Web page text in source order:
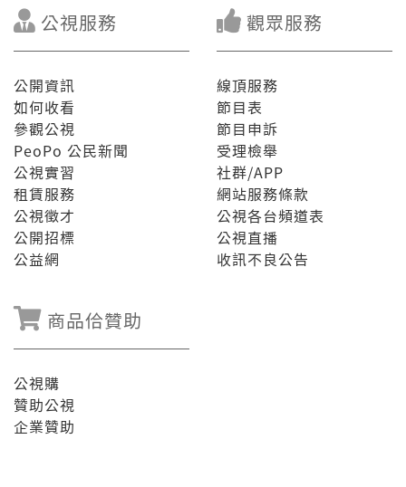
公視服務
公開資訊
如何收看
參觀公視
PeoPo 公民新聞
公視實習
租賃服務
公視徵才
公開招標
公益網
觀眾服務
線頂服務
節目表
節目申訴
受理檢舉
社群/APP
網站服務條款
公視各台頻道表
公視直播
收訊不良公告
商品佮贊助
公視購
贊助公視
企業贊助